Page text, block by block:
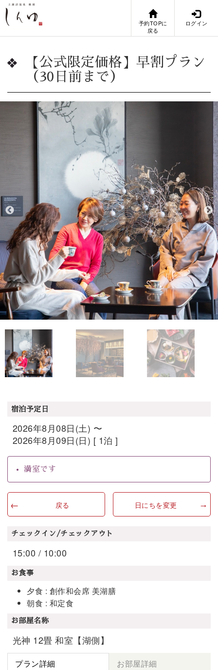
予約TOPに
戻る
ログイン
【公式限定価格】早割プラン
（30日前まで）
宿泊予定日
2026年8月08日(土) 〜
2026年8月09日(日) [ 1泊 ]
満室です
戻る 日にちを変更
チェックイン/チェックアウト
15:00 / 10:00
お食事
夕食 : 創作和会席 美湖膳
朝食 : 和定食
お部屋名称
光神 12畳 和室【湖側】
プラン詳細 お部屋詳細